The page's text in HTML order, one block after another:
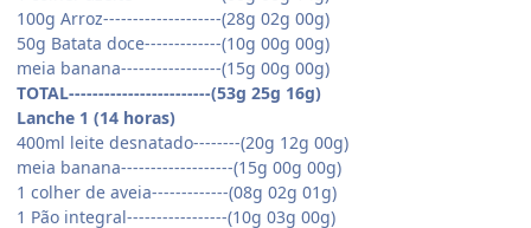
100g Arroz--------------------(28g 02g 00g)
50g Batata doce-------------(10g 00g 00g)
meia banana-----------------(15g 00g 00g)
TOTAL------------------------(53g 25g 16g)
Lanche 1 (14 horas)
400ml leite desnatado--------(20g 12g 00g)
meia banana-------------------(15g 00g 00g)
1 colher de aveia-------------(08g 02g 01g)
1 Pão integral-----------------(10g 03g 00g)